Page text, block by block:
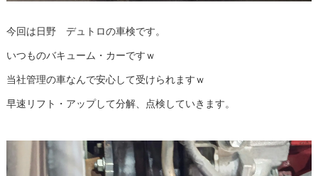
今回は日野 デュトロの車検です。
いつものバキューム・カーですｗ
当社管理の車なんで安心して受けられますｗ
早速リフト・アップして分解、点検していきます。